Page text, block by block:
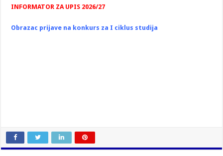
INFORMATOR ZA UPIS 2026/27
Obrazac prijave na konkurs za I ciklus studija